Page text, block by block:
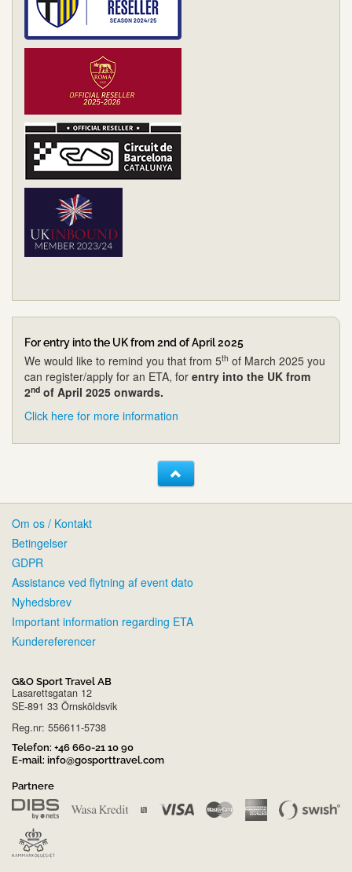
For entry into the UK from 2nd of April 2025
We would like to remind you that from 5th of March 2025 you
can register/apply for an ETA, for entry into the UK from
2nd of April 2025 onwards.
Click here for more information
Om os / Kontakt
Betingelser
GDPR
Assistance ved flytning af event dato
Nyhedsbrev
Important information regarding ETA
Kundereferencer
G&O Sport Travel AB
Lasarettsgatan 12
SE-891 33 Örnsköldsvik
Reg.nr: 556611-5738
Telefon: +46 660-21 10 90
E-mail: info@gosporttravel.com
Partnere